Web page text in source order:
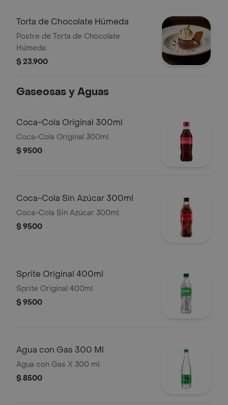
Torta de Chocolate Húmeda
Postre de Torta de Chocolate
Húmeda.
$ 23.900
Gaseosas y Aguas
Coca-Cola Original 300ml
Coca-Cola Original 300ml.
$ 9500
Coca-Cola Sin Azúcar 300ml
Coca-Cola Sin Azúcar 300ml.
$ 9500
Sprite Original 400ml
Sprite Original 400ml.
$ 9500
Agua con Gas 300 Ml
Agua con Gas X 300 ml.
$ 8500